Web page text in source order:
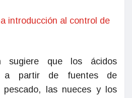
introducción al control de
sugiere que los ácidos
a partir de fuentes de
pescado, las nueces y los